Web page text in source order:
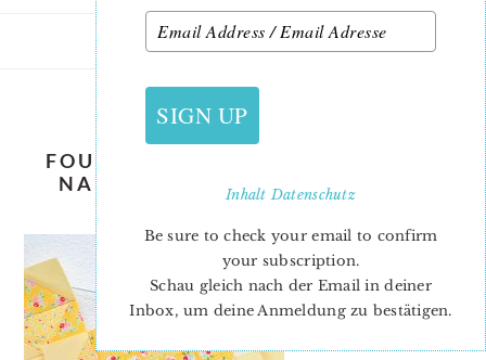
FOUR-PATCH-FUN-QUILT-ALONG-
NADRA-RIDGEWAY-ELLIS-AND-
HIGGS-3-2
SIGN UP
InhaltDatenschutz
Be sure to check your email to confirm
your subscription.
Schau gleich nach der Email in deiner
Inbox, um deine Anmeldung zu bestätigen.